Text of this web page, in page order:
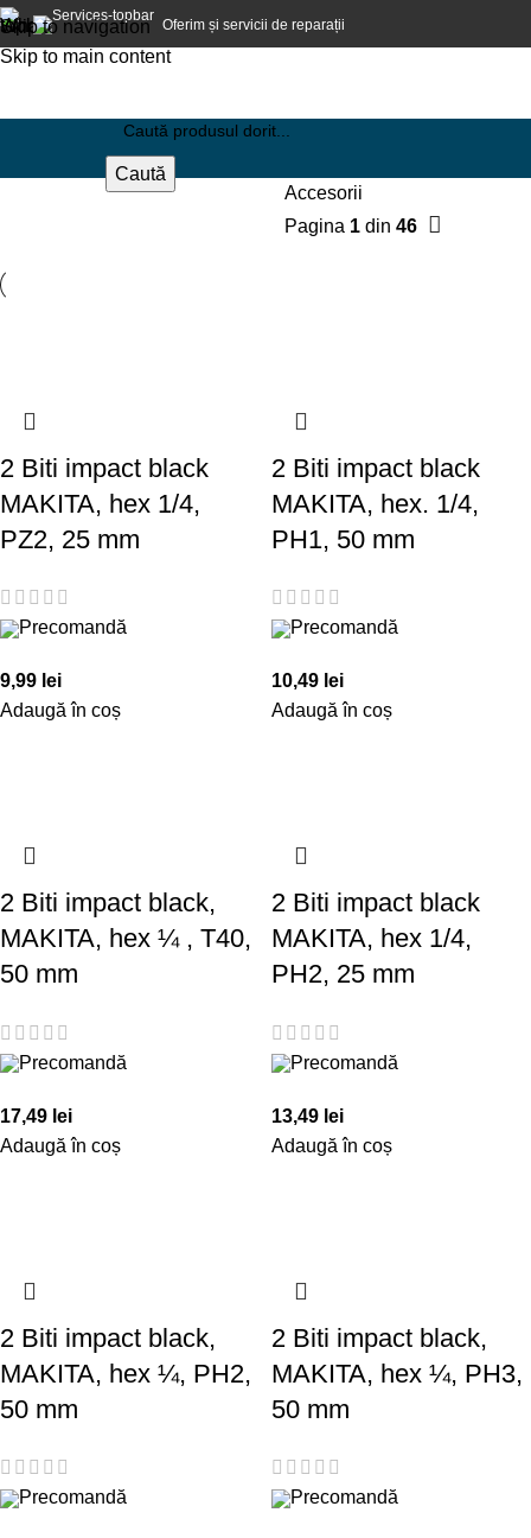
Skip to navigation
Skip to main content
Oferim și servicii de reparații
Caută
Accesorii
Pagina 1 din 46
2 Biti impact black
MAKITA, hex 1/4,
PZ2, 25 mm
Precomandă
9,99 lei
Adaugă în coș
2 Biti impact black
MAKITA, hex. 1/4,
PH1, 50 mm
Precomandă
10,49 lei
Adaugă în coș
2 Biti impact black,
MAKITA, hex ¼ , T40,
50 mm
Precomandă
17,49 lei
Adaugă în coș
2 Biti impact black
MAKITA, hex 1/4,
PH2, 25 mm
Precomandă
13,49 lei
Adaugă în coș
2 Biti impact black,
MAKITA, hex ¼, PH2,
50 mm
Precomandă
2 Biti impact black,
MAKITA, hex ¼, PH3,
50 mm
Precomandă